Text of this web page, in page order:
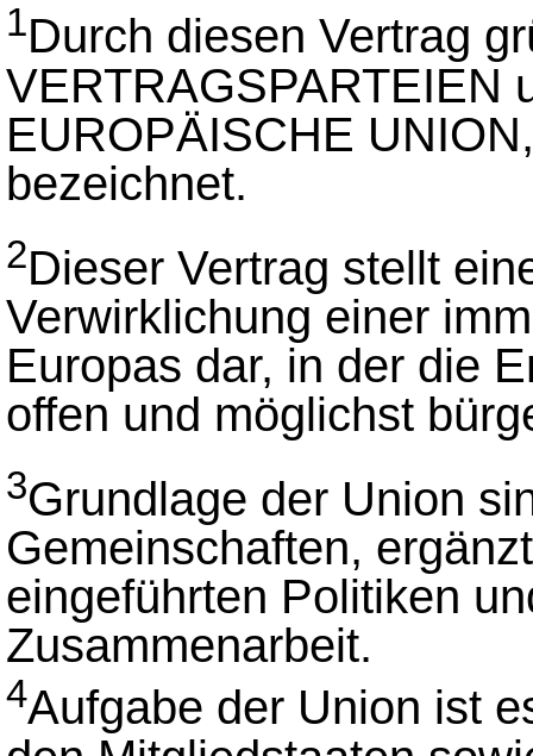
1Durch diesen Vertrag
VERTRAGSPARTEIEN
EUROPÄISCHE
bezeichnet.
2Dieser Vertrag stellt
Verwirklichung einer
Europas dar, in der die
offen und möglichst
3Grundlage der Union
Gemeinschaften,
eingeführten Politiken
Zusammenarbeit.
4Aufgabe der Union ist